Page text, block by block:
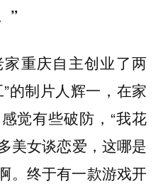
”
重庆自主创业了两
的制片人辉一，在家
觉有些破防，“我花
美女谈恋爱，这哪是
。终于有一款游戏开